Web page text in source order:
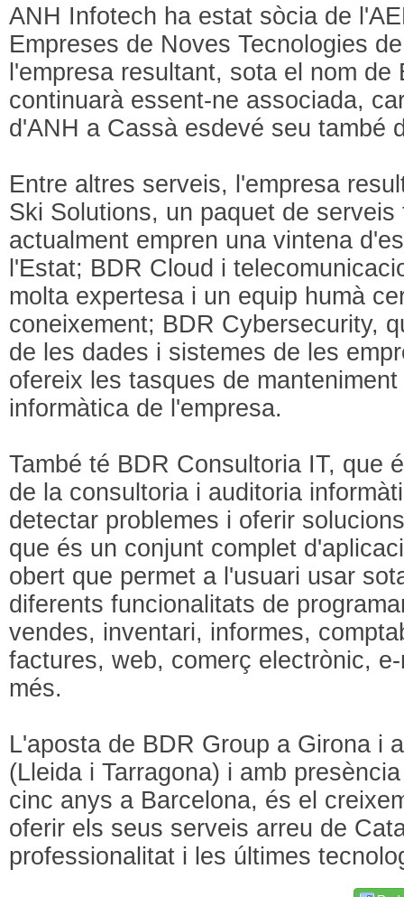
ANH Infotech ha estat sòcia de
Empreses de Noves Tecnologies
l'empresa resultant, sota el nom de
continuarà essent-ne associada,
d'ANH a Cassà esdevé seu també
Entre altres serveis, l'empresa
Ski Solutions, un paquet de
actualment empren una vintena
l'Estat; BDR Cloud i
molta expertesa i un equip humà
coneixement; BDR Cybersecurity,
de les dades i sistemes de les
ofereix les tasques de
informàtica de l'empresa.
També té BDR Consultoria IT, que
de la consultoria i auditoria
detectar problemes i oferir
que és un conjunt complet
obert que permet a l'usuari usar
diferents funcionalitats de
vendes, inventari, informes,
factures, web, comerç electrònic,
més.
L'aposta de BDR Group a Girona i
(Lleida i Tarragona) i amb
cinc anys a Barcelona, és el
oferir els seus serveis arreu de
professionalitat i les últimes